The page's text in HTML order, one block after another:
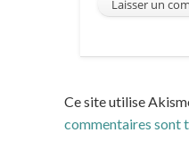
Ce site utilise
commentaires sont